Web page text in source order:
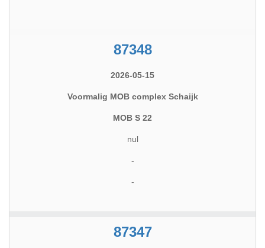
87348
2026-05-15
Voormalig MOB complex Schaijk
MOB S 22
nul
-
-
87347